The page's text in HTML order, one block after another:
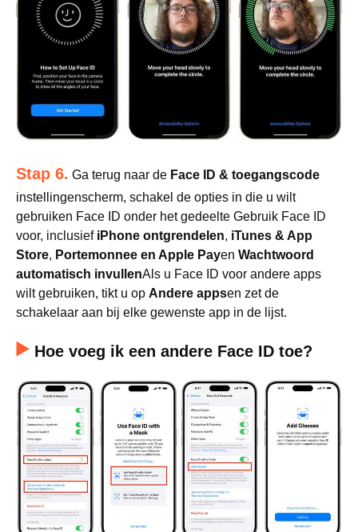
Stap 6. Ga terug naar de Face ID & toegangscode
instellingenscherm, schakel de opties in die u wilt
gebruiken Face ID onder het gedeelte Gebruik Face ID
voor, inclusief iPhone ontgrendelen, iTunes & App
Store, Portemonnee en Apple Payen Wachtwoord
automatisch invullenAls u Face ID voor andere apps
wilt gebruiken, tikt u op Andere appsen zet de
schakelaar aan bij elke gewenste app in de lijst.
Hoe voeg ik een andere Face ID toe?